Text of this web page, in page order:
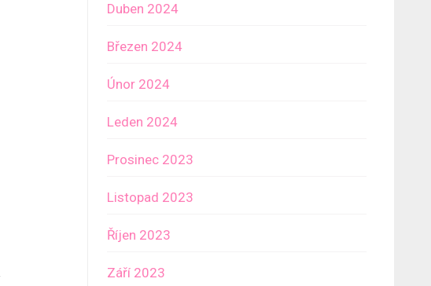
Duben 2024
Březen 2024
Únor 2024
Leden 2024
Prosinec 2023
Listopad 2023
Říjen 2023
Září 2023